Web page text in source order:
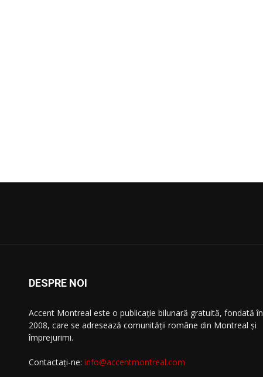
DESPRE NOI
Accent Montreal este o publicație bilunară gratuită, fondată în
2008, care se adresează comunităţii române din Montreal şi
împrejurimi.
Contactați-ne: info@accentmontreal.com